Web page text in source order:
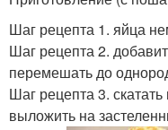
Шаг рецепта 1. яйца
Шаг рецепта 2.
перемешать до
Шаг рецепта 3.
выложить на